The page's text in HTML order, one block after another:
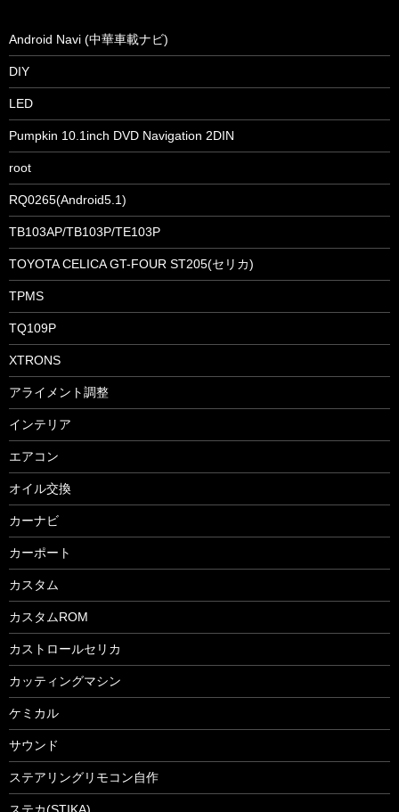
Android Navi (中華車載ナビ)
DIY
LED
Pumpkin 10.1inch DVD Navigation 2DIN
root
RQ0265(Android5.1)
TB103AP/TB103P/TE103P
TOYOTA CELICA GT-FOUR ST205(セリカ)
TPMS
TQ109P
XTRONS
アライメント調整
インテリア
エアコン
オイル交換
カーナビ
カーポート
カスタム
カスタムROM
カストロールセリカ
カッティングマシン
ケミカル
サウンド
ステアリングリモコン自作